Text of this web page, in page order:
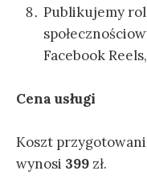
Publikujemy
Facebook
Cena usługi
Koszt
wynosi 399 zł.